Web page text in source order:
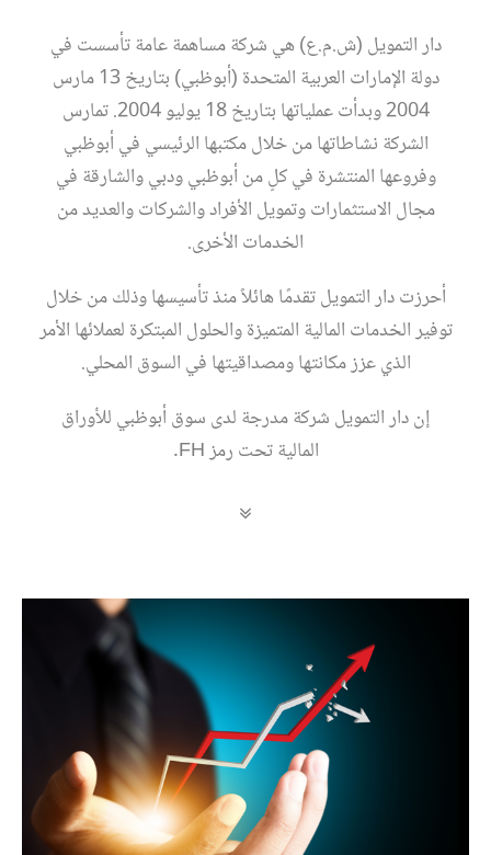
دار التمويل (ش.م.ع) هي شركة مساهمة عامة تأسست في
دولة الإمارات العربية المتحدة (أبوظبي) بتاريخ 13 مارس
2004 وبدأت عملياتها بتاريخ 18 يوليو 2004. تمارس
الشركة نشاطاتها من خلال مكتبها الرئيسي في أبوظبي
وفروعها المنتشرة في كلٍ من أبوظبي ودبي والشارقة في
مجال الاستثمارات وتمويل الأفراد والشركات والعديد من
الخدمات الأخرى.
أحرزت دار التمويل تقدمًا هائلاً منذ تأسيسها وذلك من خلال
توفير الخدمات المالية المتميزة والحلول المبتكرة لعملائها الأمر
الذي عزز مكانتها ومصداقيتها في السوق المحلي.
إن دار التمويل شركة مدرجة لدى سوق أبوظبي للأوراق
المالية تحت رمز FH.